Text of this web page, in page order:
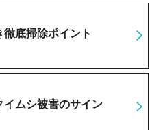
底掃除ポイント
ムシ被害のサイン